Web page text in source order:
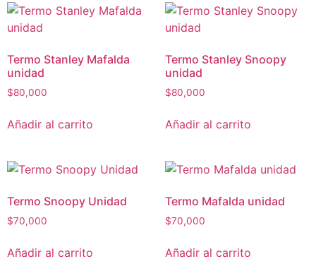
Termo Stanley Mafalda
unidad
$80,000
Añadir al carrito
Termo Stanley Snoopy
unidad
$80,000
Añadir al carrito
Termo Snoopy Unidad
$70,000
Añadir al carrito
Termo Mafalda unidad
$70,000
Añadir al carrito